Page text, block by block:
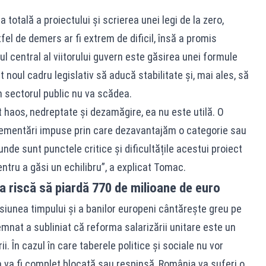
totală a proiectului și scrierea unei legi de la zero,
de demers ar fi extrem de dificil, însă a promis
central al viitorului guvern este găsirea unei formule
cadru legislativ să aducă stabilitate și, mai ales, să
public nu va scădea.
nedreptate și dezamăgire, ea nu este utilă. O
impuse prin care dezavantajăm o categorie sau
sunt punctele critice și dificultățile acestui proiect
a găsi un echilibru”, a explicat Tomac.
riscă să piardă 770 de milioane de euro
timpului și a banilor europeni cântărește greu pe
a subliniat că reforma salarizării unitare este un
În cazul în care taberele politice și sociale nu vor